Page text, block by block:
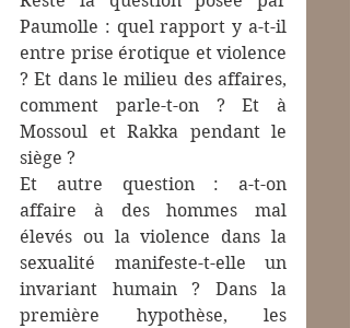
Paumolle : quel rapport y a-t-il
entre prise érotique et violence
? Et dans le milieu des affaires,
comment parle-t-on ? Et à
Mossoul et Rakka pendant le
siège ?
Et autre question : a-t-on
affaire à des hommes mal
élevés ou la violence dans la
sexualité manifeste-t-elle un
invariant humain ? Dans la
première hypothèse, les